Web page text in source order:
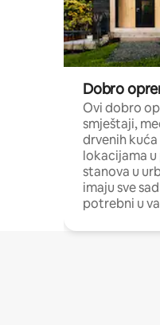
Dobro
Ovi dobro
smještaji,
drvenih
lokacijama u
stanova u
imaju sve
potrebni u